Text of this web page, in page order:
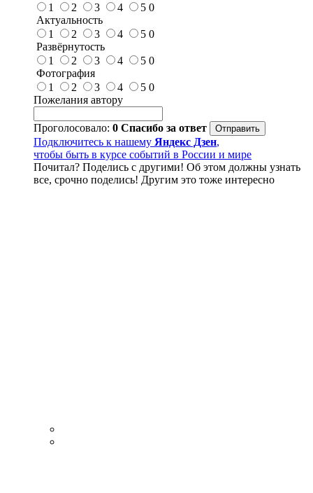
1
2 3 4 5 0
Актуальность
1
2 3 4 5 0
Развёрнутость
1
2 3 4 5 0
Фотография
1
2 3 4 5 0
Пожелания автору
Проголосовало: 0 Спасибо за ответ
Подключитесь к нашему Яндекс Дзен,
чтобы быть в курсе событий в России и мире
Почитал? Поделись с другими! Об этом должны узнать
все, срочно поделись! Другим это тоже интересно